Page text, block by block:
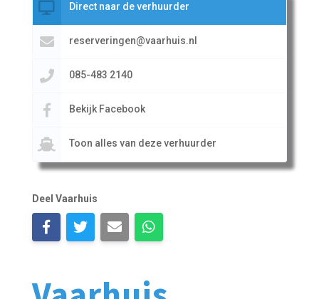
Direct naar de verhuurder
reserveringen@vaarhuis.nl
085-483 2140
Bekijk Facebook
Toon alles van deze verhuurder
Deel Vaarhuis